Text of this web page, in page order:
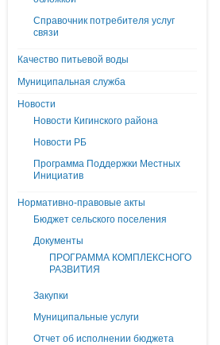
Справочник потребителя услуг
связи
Качество питьевой воды
Муниципальная служба
Новости
Новости Кигинского района
Новости РБ
Программа Поддержки Местных
Инициатив
Нормативно-правовые акты
Бюджет сельского поселения
Документы
ПРОГРАММА КОМПЛЕКСНОГО
РАЗВИТИЯ
Закупки
Муниципальные услуги
Отчет об исполнении бюджета